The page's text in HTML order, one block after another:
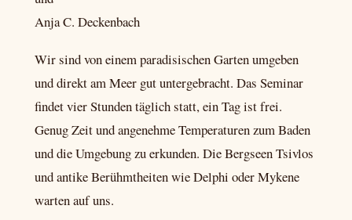
Anja C. Deckenbach
Wir sind von einem paradisischen Garten umgeben
und direkt am Meer gut untergebracht. Das Seminar
findet vier Stunden täglich statt, ein Tag ist frei.
Genug Zeit und angenehme Temperaturen zum Baden
und die Umgebung zu erkunden. Die Bergseen Tsivlos
und antike Berühmtheiten wie Delphi oder Mykene
warten auf uns.